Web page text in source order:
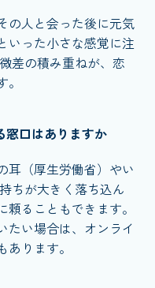
の人と会った後に元気
いった小さな感覚に注
差の積み重ねが、恋
窓口はありますか
耳（厚生労働省）やい
ちが大きく落ち込ん
ることもできます。
たい場合は、オンライ
ります。